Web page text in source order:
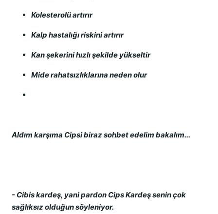
Kolesterolü artırır
Kalp hastalığı riskini artırır
Kan şekerini hızlı şekilde yükseltir
Mide rahatsızlıklarına neden olur
Aldım karşıma Cipsi biraz sohbet edelim bakalım...
- Cibis kardeş, yani pardon Cips Kardeş senin çok
sağlıksız olduğun söyleniyor.